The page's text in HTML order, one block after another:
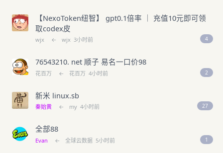
【NexoToken纽智】 gpt0.1倍率 ｜ 充值10元即可领
取codex皮
wjx ← wjx 3小时前 4
76543210. net 顺子 易名一口价98
花百万 ← 花百万 4小时前 2
新米 linux.sb
秦始黄 ← my 4小时前 27
全部88
Evan ← 全球云数据 5小时前 1